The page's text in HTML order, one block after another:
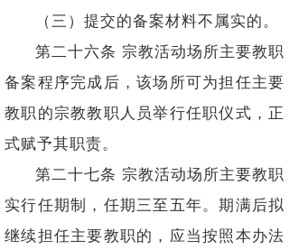
（三）提交的备案材料不属实的。
第二十六条 宗教活动场所主要教职
备案程序完成后，该场所可为担任主要
教职的宗教教职人员举行任职仪式，正
式赋予其职责。
第二十七条 宗教活动场所主要教职
实行任期制，任期三至五年。期满后拟
继续担任主要教职的，应当按照本办法